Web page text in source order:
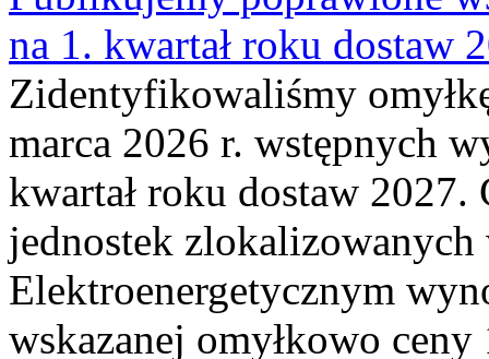
na 1. kwartał roku dostaw
Zidentyfikowaliśmy
marca 2026 r. wstępnych
kwartał roku dostaw
jednostek
Elektroenergetycznym
wskazanej omyłkowo